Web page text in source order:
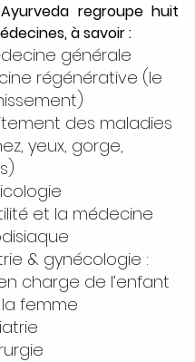
regroupe huit
à savoir :
générale
régénérative (le
des maladies
yeux, gorge,
et la médecine
& gynécologie :
charge de l’enfant
femme